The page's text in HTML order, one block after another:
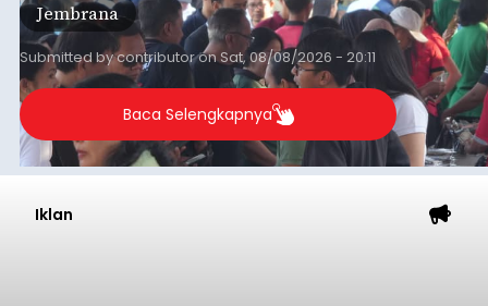
mendapat antusiasme tinggi dan mencatat nilai
transaksi mencapai Rp672.733.200.
Jembrana
Submitted bycontributoronSat, 08/08/2026 - 20:11
Baca Selengkapnya
Iklan